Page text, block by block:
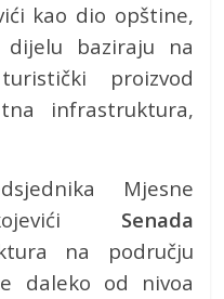
kao dio opštine,
baziraju na
proizvod
infrastruktura,
Mjesne
Senada
na području
daleko od nivoa